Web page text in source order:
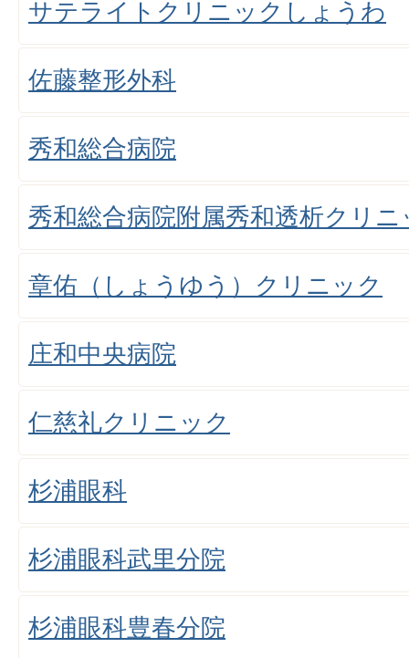
サテライトクリニックしょうわ
佐藤整形外科
秀和総合病院
秀和総合病院附属秀和透析クリニ
章佑（しょうゆう）クリニック
庄和中央病院
仁慈礼クリニック
杉浦眼科
杉浦眼科武里分院
杉浦眼科豊春分院